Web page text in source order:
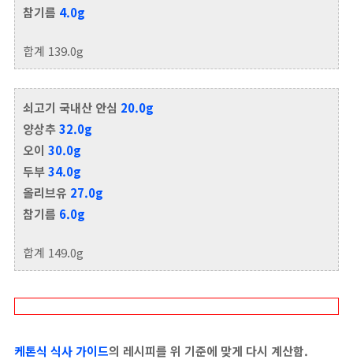
참기름 4.0g
합계 139.0g
쇠고기 국내산 안심 20.0g
양상추32.0g
오이 30.0g
두부34.0g
올리브유 27.0g
참기름 6.0g
합계 149.0g
케톤식 식사 가이드의 레시피를 위 기준에 맞게 다시 계산함.